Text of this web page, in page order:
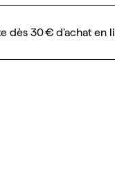
dès 30 € d’achat en